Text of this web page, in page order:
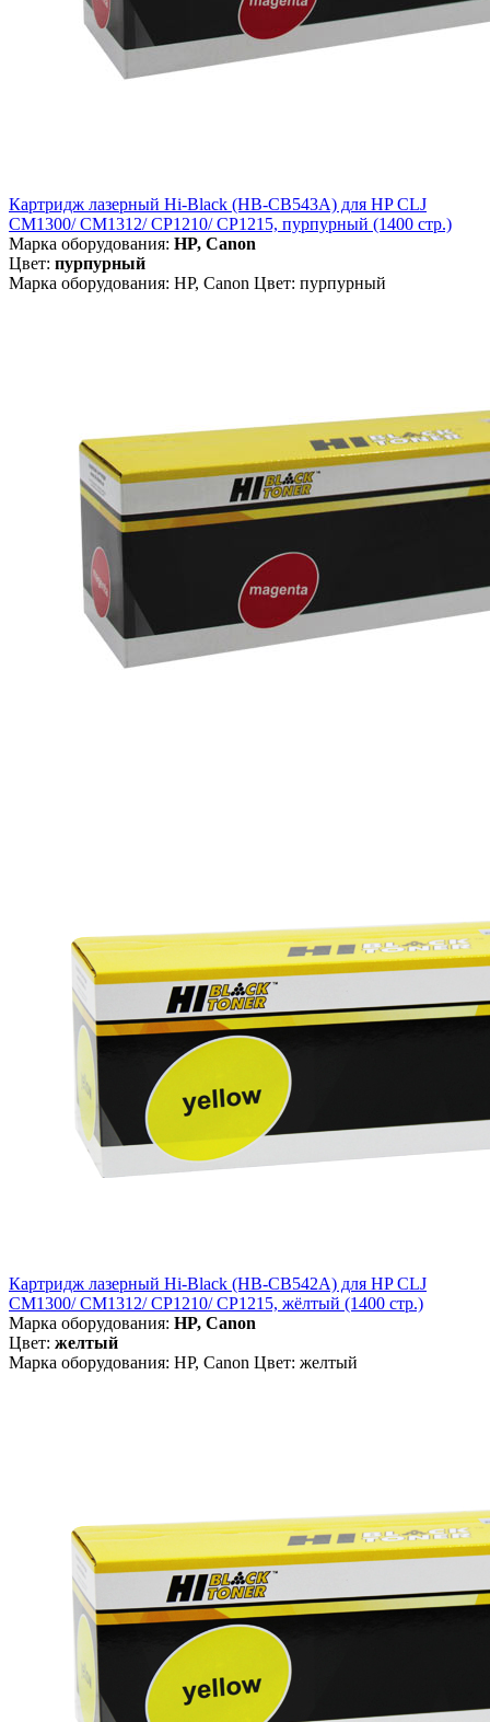
Картридж лазерный Hi-Black (HB-CB543A) для HP CLJ
CM1300/ CM1312/ CP1210/ CP1215, пурпурный (1400 стр.)
Марка оборудования: HP, Canon
Цвет: пурпурный
Марка оборудования: HP, Canon Цвет: пурпурный
Картридж лазерный Hi-Black (HB-CB542A) для HP CLJ
CM1300/ CM1312/ CP1210/ CP1215, жёлтый (1400 стр.)
Марка оборудования: HP, Canon
Цвет: желтый
Марка оборудования: HP, Canon Цвет: желтый